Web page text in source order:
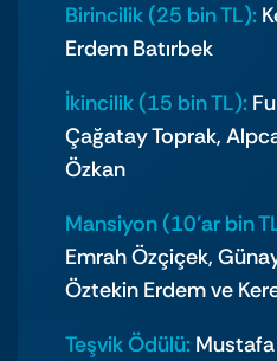
Birincilik (25 bin TL):
Erdem Batırbek
İkincilik (15 bin TL):
Çağatay Toprak,
Özkan
Mansiyon (10’ar bin
Emrah Özçiçek,
Öztekin Erdem ve
Teşvik Ödülü: